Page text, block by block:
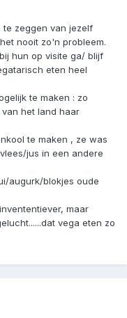
te zeggen van jezelf
nooit zo'n probleem.
hun op visite ga/ blijf
eten heel
te maken : zo
het land haar
te maken , ze was
jus in een andere
augurk/blokjes oude
maar
vega eten zo